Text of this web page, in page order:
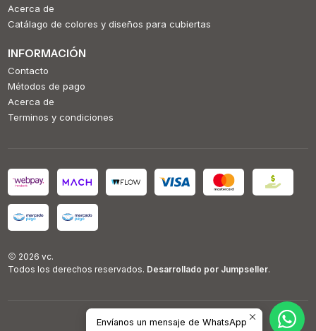
Acerca de
Catálago de colores y diseños para cubiertas
INFORMACIÓN
Contacto
Métodos de pago
Acerca de
Terminos y condiciones
2026 vc.
Todos los derechos reservados. Desarrollado por Jumpseller.
VOLVER ARRIBA
Envíanos un mensaje de WhatsApp